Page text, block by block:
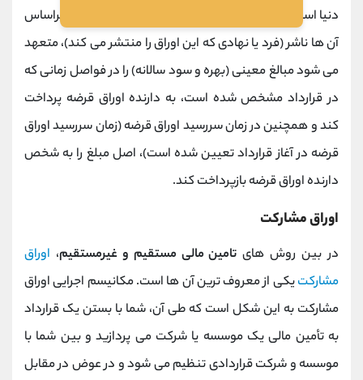
دنیا است؛ این اوراق، برگه و یا قولنامه هایی هستند که براساس
آن ها ناشر (فرد یا نهادی که این اوراق را منتشر می کند)، متعهد
می شود مبالغ معینی (بهره و سود سالانه) را در فواصل زمانی که
در قرارداد مشخص شده است، به دارنده اوراق قرضه پرداخت
کند و همچنین در زمان سررسید اوراق قرضه (زمان سررسید اوراق
قرضه در آغاز قرارداد تعیین شده است)، اصل مبلغ را به شخص
دارنده اوراق قرضه بازپرداخت کند.
اوراق مشارکت
در بین روش های تامین مالی مستقیم و غیرمستقیم، اوراق
مشارکتیکی از معروف ترین آن ها است. مکانیسم اجرایی اوراق
مشارکت به این شکل است که طی آن، شما با بستن یک قرارداد
به تأمین مالی یک موسسه یا شرکت می پردازید و بین شما با
موسسه و شرکت قراردادی تنظیم می شود و در عوض در مقابل